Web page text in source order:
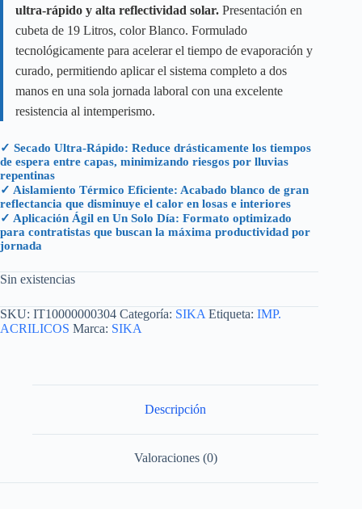
ultra-rápido y alta reflectividad solar. Presentación en
cubeta de 19 Litros, color Blanco. Formulado
tecnológicamente para acelerar el tiempo de evaporación y
curado, permitiendo aplicar el sistema completo a dos
manos en una sola jornada laboral con una excelente
resistencia al intemperismo.
✓ Secado Ultra-Rápido: Reduce drásticamente los tiempos
de espera entre capas, minimizando riesgos por lluvias
repentinas
✓ Aislamiento Térmico Eficiente: Acabado blanco de gran
reflectancia que disminuye el calor en losas e interiores
✓ Aplicación Ágil en Un Solo Día: Formato optimizado
para contratistas que buscan la máxima productividad por
jornada
Sin existencias
SKU: IT10000000304 Categoría: SIKA Etiqueta: IMP.
ACRILICOS Marca: SIKA
Descripción
Valoraciones (0)